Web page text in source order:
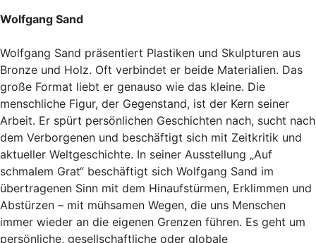
Wolfgang Sand
Wolfgang Sand präsentiert Plastiken und Skulpturen aus
Bronze und Holz. Oft verbindet er beide Materialien. Das
große Format liebt er genauso wie das kleine. Die
menschliche Figur, der Gegenstand, ist der Kern seiner
Arbeit. Er spürt persönlichen Geschichten nach, sucht nach
dem Verborgenen und beschäftigt sich mit Zeitkritik und
aktueller Weltgeschichte. In seiner Ausstellung „Auf
schmalem Grat“ beschäftigt sich Wolfgang Sand im
übertragenen Sinn mit dem Hinaufstürmen, Erklimmen und
Abstürzen – mit mühsamen Wegen, die uns Menschen
immer wieder an die eigenen Grenzen führen. Es geht um
persönliche, gesellschaftliche oder globale